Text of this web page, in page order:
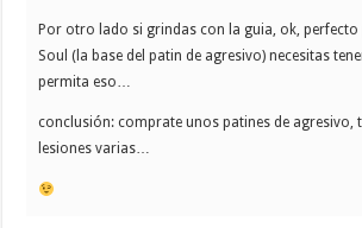
Por otro lado si grindas con la guia, ok, perfecto
Soul (la base del patin de agresivo) necesitas
permita eso…
conclusión: comprate unos patines de agresivo,
lesiones varias…